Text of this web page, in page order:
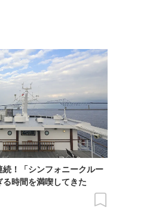
！「シンフォニークルー
時間を満喫してきた